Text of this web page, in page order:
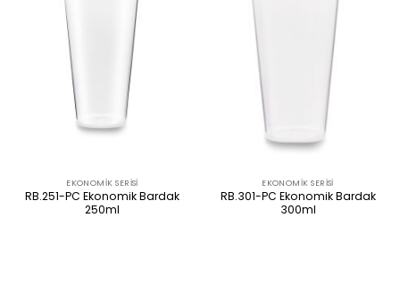
EKONOMIK SERISI
RB.251-PC Ekonomik Bardak
250ml
EKONOMIK SERISI
RB.301-PC Ekonomik Bardak
300ml